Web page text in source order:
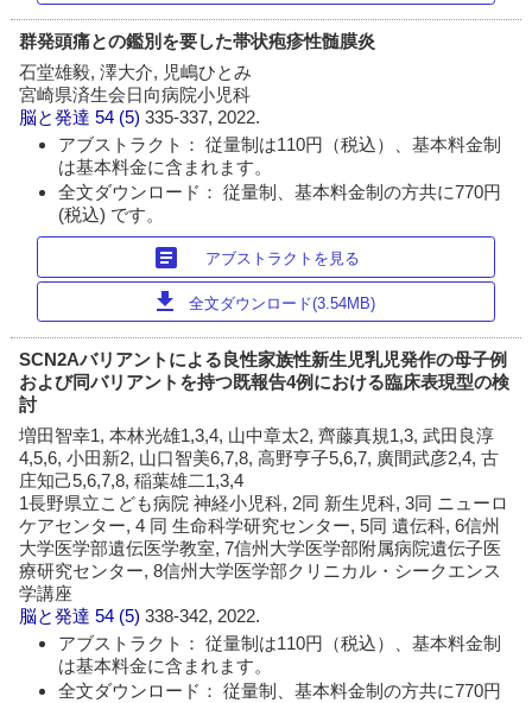
群発頭痛との鑑別を要した帯状疱疹性髄膜炎
石堂雄毅, 澤大介, 児嶋ひとみ
宮崎県済生会日向病院小児科
脳と発達 54 (5)335-337, 2022.
アブストラクト： 従量制は110円（税込）、基本料金制
は基本料金に含まれます。
全文ダウンロード： 従量制、基本料金制の方共に770円
(税込) です。
article アブストラクトを見る
download 全文ダウンロード(3.54MB)
SCN2Aバリアントによる良性家族性新生児乳児発作の母子例
および同バリアントを持つ既報告4例における臨床表現型の検
討
増田智幸1, 本林光雄1,3,4, 山中章太2, 齊藤真規1,3, 武田良淳
4,5,6, 小田新2, 山口智美6,7,8, 高野亨子5,6,7, 廣間武彦2,4, 古
庄知己5,6,7,8, 稲葉雄二1,3,4
1長野県立こども病院 神経小児科, 2同 新生児科, 3同 ニューロ
ケアセンター, 4 同 生命科学研究センター, 5同 遺伝科, 6信州
大学医学部遺伝医学教室, 7信州大学医学部附属病院遺伝子医
療研究センター, 8信州大学医学部クリニカル・シークエンス
学講座
脳と発達 54 (5)338-342, 2022.
アブストラクト： 従量制は110円（税込）、基本料金制
は基本料金に含まれます。
全文ダウンロード： 従量制、基本料金制の方共に770円